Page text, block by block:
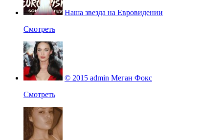
Наша звезда на Евровидении
Смотреть
© 2015 admin Меган Фокс
Смотреть